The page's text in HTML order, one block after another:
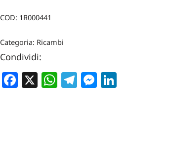
COD: 1R000441
Categoria: Ricambi
Condividi:
Facebook
X WhatsApp
Telegram
Messenger